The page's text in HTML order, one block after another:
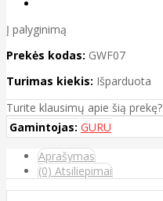
Į palyginimą
Prekės kodas: GWF07
Turimas kiekis: Išparduota
Turite klausimų apie šią prekę?
Gamintojas: GURU
Aprašymas
(0) Atsiliepimai